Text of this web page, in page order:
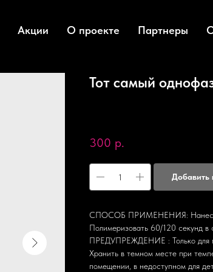
Акции О проекте Партнеры
Тот самый
300 р.
Добавить
СПОСОБ ПРИМЕНЕНИЯ: Нанести
Полимеризовать 60/120 секунд
ПРЕДУПРЕЖДЕНИЕ : Только для
Хранить в темном месте при
помещении, в недоступном для